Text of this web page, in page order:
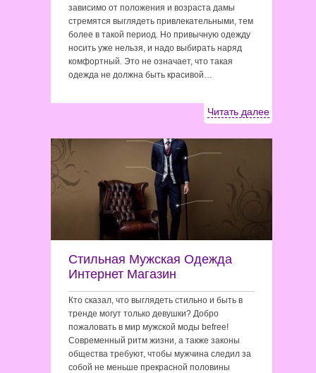
зависимо от положения и возраста дамы
стремятся выглядеть привлекательными, тем
более в такой период. Но привычную одежду
носить уже нельзя, и надо выбирать наряд
комфортный. Это не означает, что такая
одежда не должна быть красивой…
Читать далее
Стильная Мужская Одежда
Интернет Магазин
Кто сказал, что выглядеть стильно и быть в
тренде могут только девушки? Добро
пожаловать в мир мужской моды befree!
Современный ритм жизни, а также законы
общества требуют, чтобы мужчина следил за
собой не меньше прекрасной половины